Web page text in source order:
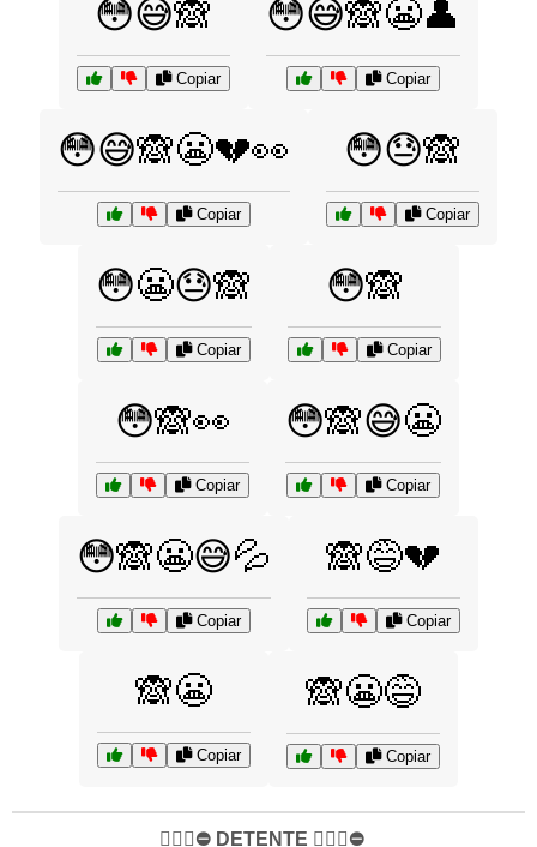
😳😅🙈
Copiar
😳😅🙈😬👤
Copiar
😳😅🙈😬💔👀
Copiar
😳😓🙈
Copiar
😳😬😓🙈
Copiar
😳🙈
Copiar
😳🙈👀
Copiar
😳🙈😅😬
Copiar
😳🙈😬😅💦
Copiar
🙈😅💔
Copiar
🙈😬
Copiar
🙈😬😅
Copiar
✋🏻🛑⛔️ DETENTE ✋🏻🛑⛔️